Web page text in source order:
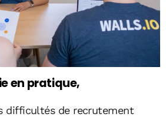
en pratique,
difficultés de recrutement